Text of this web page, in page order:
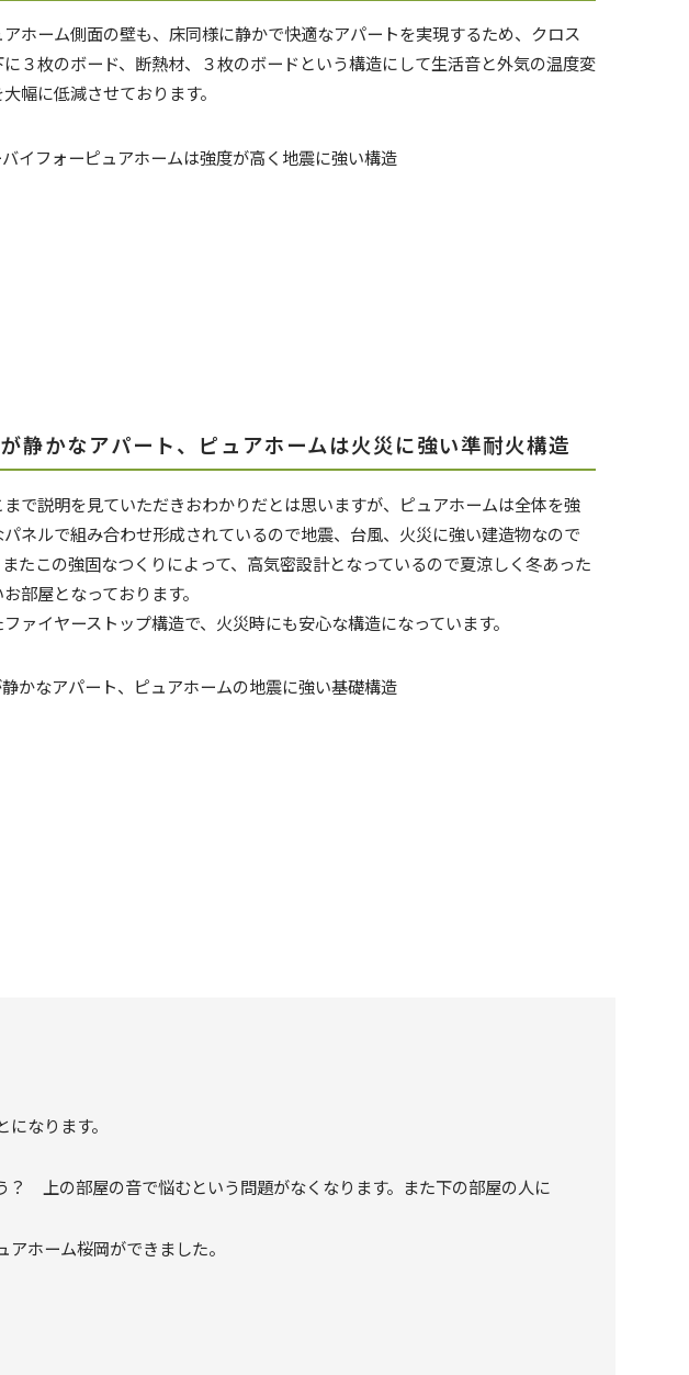
アホーム側面の壁も、床同様に静かで快適なアパートを実現するため、クロス
に３枚のボード、断熱材、３枚のボードという構造にして生活音と外気の温度変
幅に低減させております。
静かなアパート、ピュアホームは火災に強い準耐火構造
まで説明を見ていただきおわかりだとは思いますが、ピュアホームは全体を強
パネルで組み合わせ形成されているので地震、台風、火災に強い建造物なので
またこの強固なつくりによって、高気密設計となっているので夏涼しく冬あった
部屋となっております。
ファイヤーストップ構造で、火災時にも安心な構造になっています。
なります。
上の部屋の音で悩むという問題がなくなります。また下の部屋の人に
ホーム桜岡ができました。